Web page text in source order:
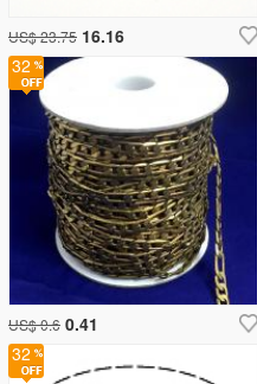
US$ 23.75 16.16
32
32
US$ 0.6 0.41